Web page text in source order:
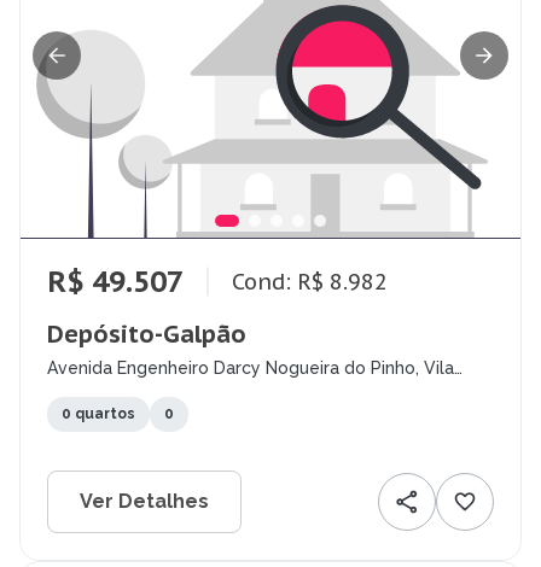
R$ 49.507 Cond: R$ 8.982
Depósito-Galpão
Avenida Engenheiro Darcy Nogueira do Pinho, Vila
0 quartos 0
Ver Detalhes